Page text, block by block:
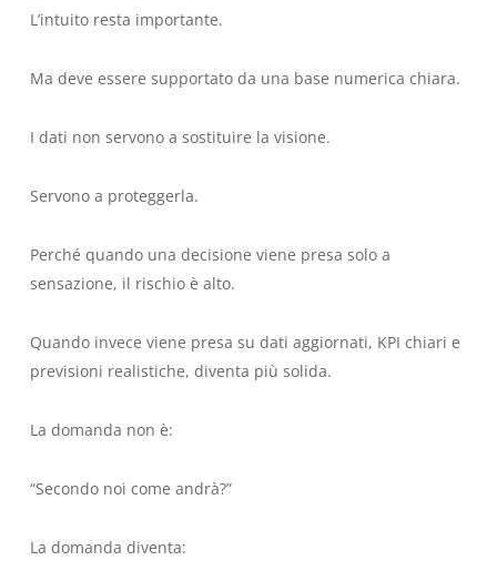
L’intuito resta importante.
Ma deve essere supportato da una base numerica chiara.
I dati non servono a sostituire la visione.
Servono a proteggerla.
Perché quando una decisione viene presa solo a
sensazione, il rischio è alto.
Quando invece viene presa su dati aggiornati, KPI chiari e
previsioni realistiche, diventa più solida.
La domanda non è:
“Secondo noi come andrà?”
La domanda diventa: